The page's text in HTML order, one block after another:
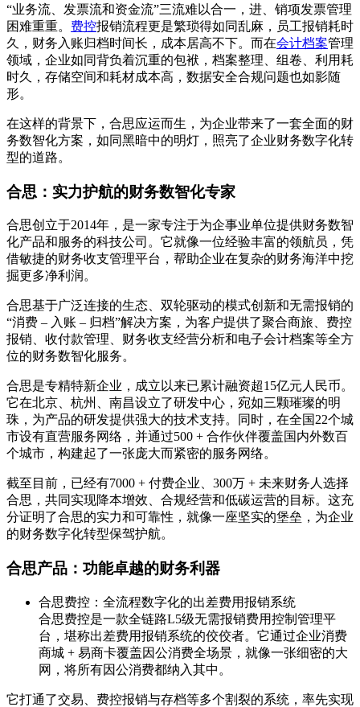
“业务流、发票流和资金流”三流难以合一，进、销项发票管理
困难重重。 费控报销流程更是繁琐得如同乱麻，员工报销耗时
久，财务入账归档时间长，成本居高不下。而在会计档案管理
领域，企业如同背负着沉重的包袱，档案整理、组卷、利用耗
时久，存储空间和耗材成本高，数据安全合规问题也如影随
形。
在这样的背景下，合思应运而生，为企业带来了一套全面的财
务数智化方案，如同黑暗中的明灯，照亮了企业财务数字化转
型的道路。
合思：实力护航的财务数智化专家
合思创立于2014年，是一家专注于为企事业单位提供财务数智
化产品和服务的科技公司。它就像一位经验丰富的领航员，凭
借敏捷的财务收支管理平台，帮助企业在复杂的财务海洋中挖
掘更多净利润。
合思基于广泛连接的生态、双轮驱动的模式创新和无需报销的
“消费 – 入账 – 归档”解决方案，为客户提供了聚合商旅、费控
报销、收付款管理、财务收支经营分析和电子会计档案等全方
位的财务数智化服务。
合思是专精特新企业，成立以来已累计融资超15亿元人民币。
它在北京、杭州、南昌设立了研发中心，宛如三颗璀璨的明
珠，为产品的研发提供强大的技术支持。同时，在全国22个城
市设有直营服务网络，并通过500 + 合作伙伴覆盖国内外数百
个城市，构建起了一张庞大而紧密的服务网络。
截至目前，已经有7000 + 付费企业、300万 + 未来财务人选择
合思，共同实现降本增效、合规经营和低碳运营的目标。这充
分证明了合思的实力和可靠性，就像一座坚实的堡垒，为企业
的财务数字化转型保驾护航。
合思产品：功能卓越的财务利器
合思费控：全流程数字化的出差费用报销系统
合思费控是一款全链路L5级无需报销费用控制管理平
台，堪称出差费用报销系统的佼佼者。它通过企业消费
商城 + 易商卡覆盖因公消费全场景，就像一张细密的大
网，将所有因公消费都纳入其中。
它打通了交易、费控报销与存档等多个割裂的系统，率先实现